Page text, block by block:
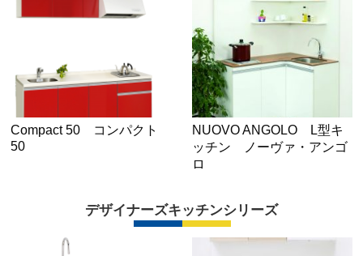
Compact 50 コンパクト
50
NUOVO ANGOLO L型キ
ッチン ノーヴァ・アンゴ
ロ
デザイナーズキッチンシリーズ